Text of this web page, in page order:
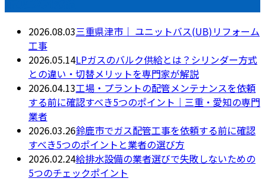
2026.08.03三重県津市｜ ユニットバス(UB)リフォーム
工事
2026.05.14LPガスのバルク供給とは？シリンダー方式
との違い・切替メリットを専門家が解説
2026.04.13工場・プラントの配管メンテナンスを依頼
する前に確認すべき5つのポイント｜三重・愛知の専門
業者
2026.03.26鈴鹿市でガス配管工事を依頼する前に確認
すべき5つのポイントと業者の選び方
2026.02.24給排水設備の業者選びで失敗しないための
5つのチェックポイント